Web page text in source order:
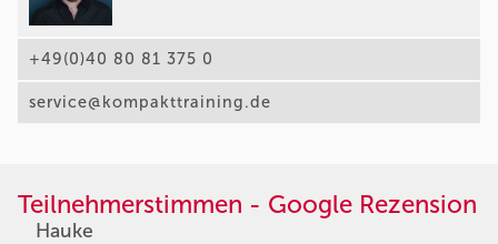
+49(0)40 80 81 375 0
service@kompakttraining.de
Teilnehmerstimmen - Google Rezension
Hauke